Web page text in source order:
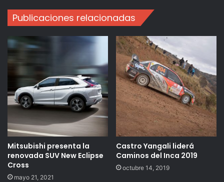
Publicaciones relacionadas
Mitsubishi presenta la
renovada SUV New Eclipse
Cross
mayo 21, 2021
Castro Yangali liderá
Caminos del Inca 2019
octubre 14, 2019